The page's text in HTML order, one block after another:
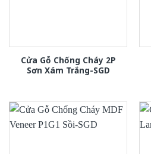
Cửa Gỗ Chống Cháy 2P
Sơn Xám Trắng-SGD